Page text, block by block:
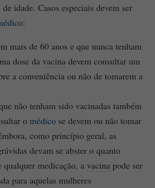
de idade. Casos especiais devem ser
:
mais de 60 anos e que nunca tenham
dose da vacina devem consultar um
a conveniência ou não de tomarem a
não tenham sido vacinadas também
o médico se devem ou não tomar
como princípio geral, as
devam se abster o quanto
qualquer medicação, a vacina pode ser
para aquelas mulheres